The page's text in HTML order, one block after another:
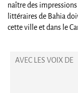
naître des
littéraires de Bahia
cette ville et dans le
AVEC LES VOIX DE